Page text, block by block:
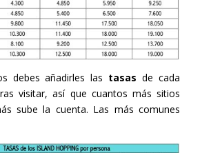
debes añadirles las tasas de cada
visitar, así que cuantos más sitios
sube la cuenta. Las más comunes